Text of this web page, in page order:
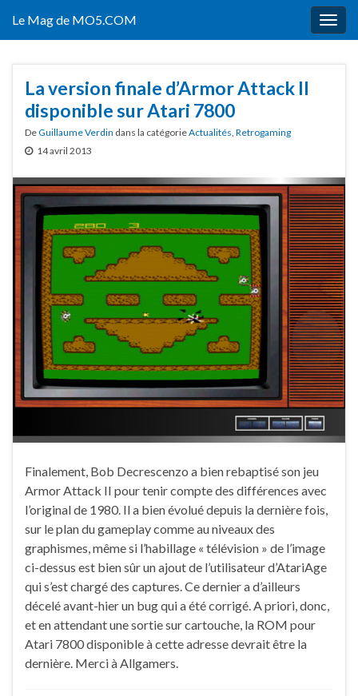
Le Mag de MO5.COM
La version finale d’Armor Attack II
disponible sur Atari 7800
DeGuillaume Verdin dans la catégorieActualités, Retrogaming
14 avril 2013
Finalement, Bob Decrescenzo a bien rebaptisé son jeu
Armor Attack II pour tenir compte des différences avec
l’original de 1980. Il a bien évolué depuis la dernière fois,
sur le plan du gameplay comme au niveaux des
graphismes, même si l’habillage « télévision » de l’image
ci-dessus est bien sûr un ajout de l’utilisateur d’AtariAge
qui s’est chargé des captures. Ce dernier a d’ailleurs
décelé avant-hier un bug qui a été corrigé. A priori, donc,
et en attendant une sortie sur cartouche, la ROM pour
Atari 7800 disponible à cette adresse devrait être la
dernière. Merci à Allgamers.